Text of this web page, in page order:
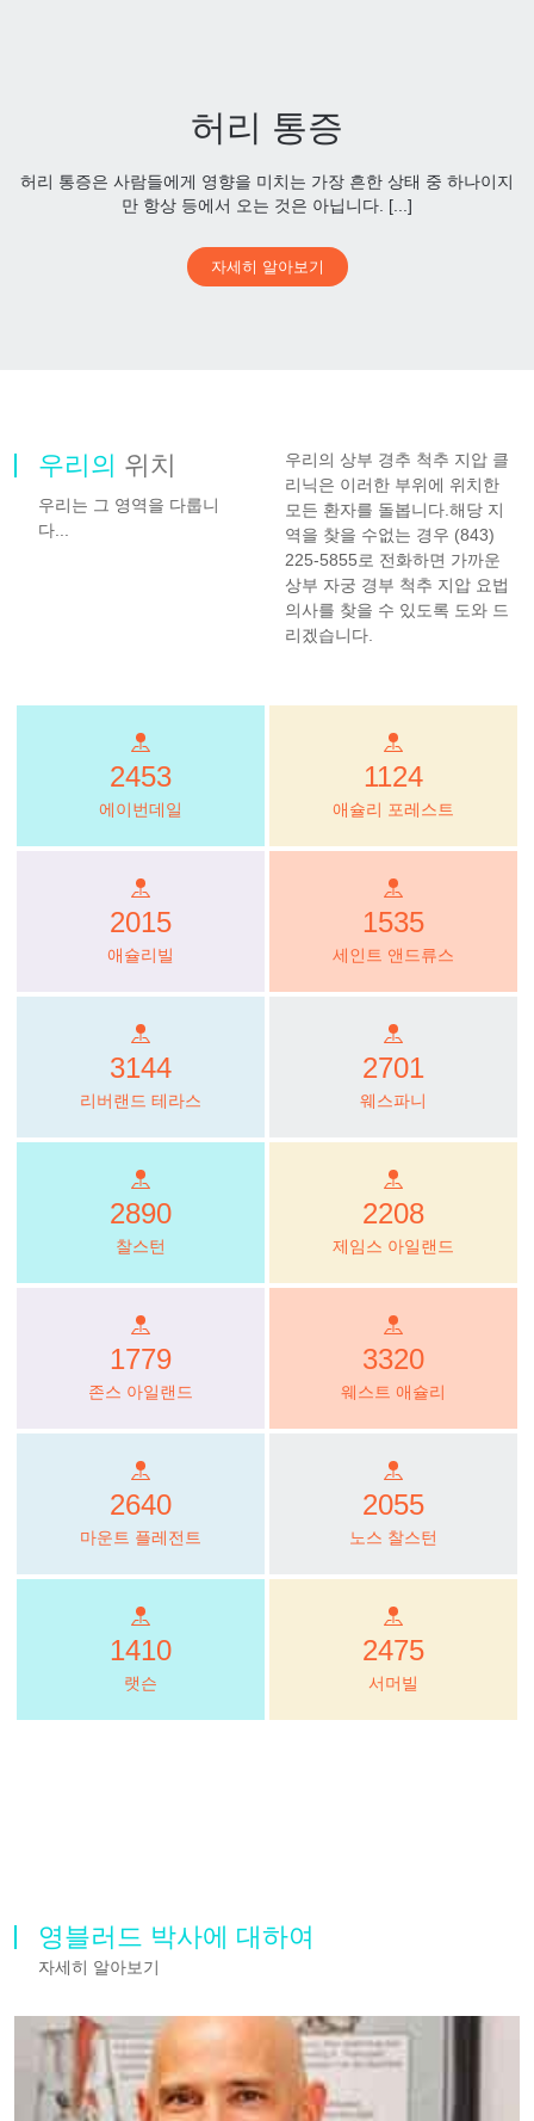
허리 통증
허리 통증은 사람들에게 영향을 미치는 가장 흔한 상태 중 하나이지
만 항상 등에서 오는 것은 아닙니다. [...]
자세히 알아보기
우리의 위치
우리는 그 영역을 다룹니
다...
우리의 상부 경추 척추 지압 클
리닉은 이러한 부위에 위치한
모든 환자를 돌봅니다.해당 지
역을 찾을 수없는 경우 (843)
225-5855로 전화하면 가까운
상부 자궁 경부 척추 지압 요법
의사를 찾을 수 있도록 도와 드
리겠습니다.
2453
에이번데일
1124
애슐리 포레스트
2015
애슐리빌
1535
세인트 앤드류스
3144
리버랜드 테라스
2701
웨스파니
2890
찰스턴
2208
제임스 아일랜드
1779
존스 아일랜드
3320
웨스트 애슐리
2640
마운트 플레전트
2055
노스 찰스턴
1410
랫슨
2475
서머빌
영블러드 박사에 대하여
자세히 알아보기